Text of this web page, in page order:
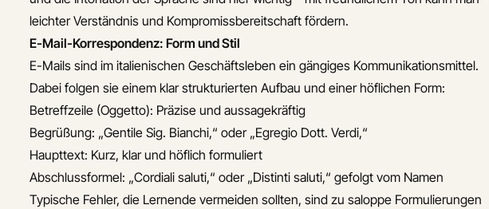
leichter Verständnis und Kompromissbereitschaft fördern.
E-Mail-Korrespondenz: Form und Stil
E-Mails sind im italienischen Geschäftsleben ein gängiges Kommunikationsmittel.
Dabei folgen sie einem klar strukturierten Aufbau und einer höflichen Form:
Betreffzeile (Oggetto): Präzise und aussagekräftig
Begrüßung: „Gentile Sig. Bianchi,“ oder „Egregio Dott. Verdi,“
Haupttext: Kurz, klar und höflich formuliert
Abschlussformel: „Cordiali saluti,“ oder „Distinti saluti,“ gefolgt vom Namen
Typische Fehler, die Lernende vermeiden sollten, sind zu saloppe Formulierungen